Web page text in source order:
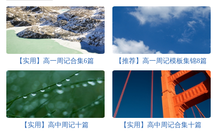
【实用】高一周记合集6篇 【推荐】高一周记模板集锦8篇
【实用】高中周记十篇 【实用】高中周记合集十篇